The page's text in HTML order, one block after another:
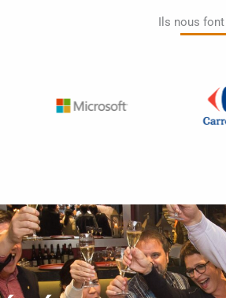
Ils nous